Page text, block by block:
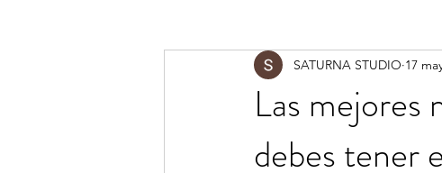
Las mejores
debes tener
SATURNA STUDIO 17